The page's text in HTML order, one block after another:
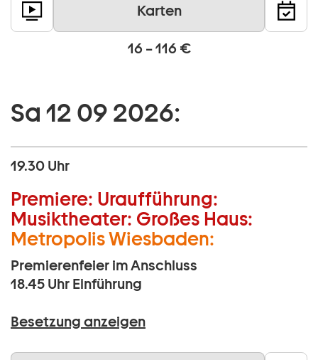
Karten
16 – 116 €
Sa 12 09 2026:
19.30 Uhr
Premiere: Uraufführung:
Musiktheater: Großes Haus:
Metropolis Wiesbaden:
Premierenfeier im Anschluss
18.45 Uhr Einführung
Besetzung anzeigen